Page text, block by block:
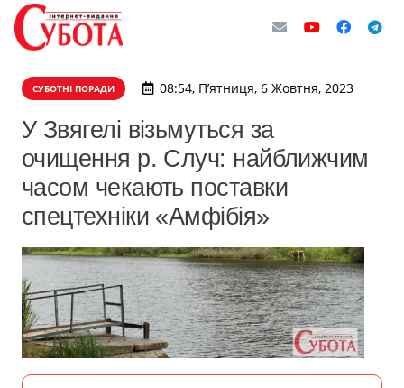
СУБОТНІ ПОРАДИ 08:54, П’ятниця, 6 Жовтня, 2023
У Звягелі візьмуться за
очищення р. Случ: найближчим
часом чекають поставки
спецтехніки «Амфібія»